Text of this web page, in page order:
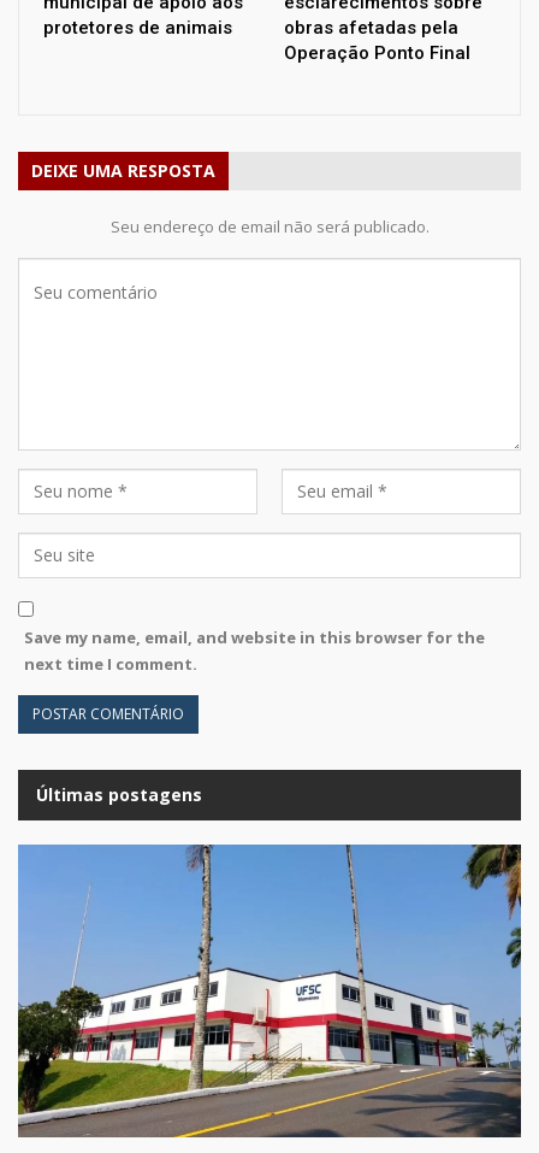
protetores de animais
obras afetadas pela
Operação Ponto Final
DEIXE UMA RESPOSTA
Seu endereço de email não será publicado.
Save my name, email, and website in this browser for the
next time I comment.
Últimas postagens